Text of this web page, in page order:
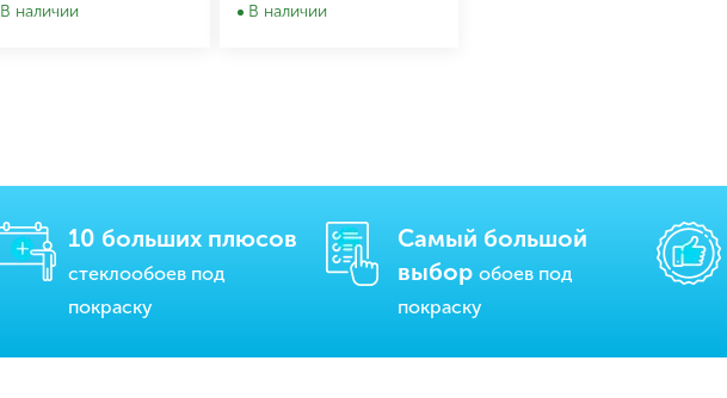
В наличии В наличии
10 больших плюсов
стеклообоев под
покраску
Самый большой
выборобоев под
покраску